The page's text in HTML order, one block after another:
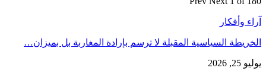
آراء وأفكار
الخريطة السياسية المقبلة لا ترسم بإرادة المغاربة بل بميزان…
يوليو 25, 2026